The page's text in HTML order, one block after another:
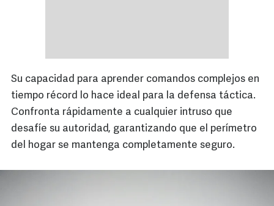
Su capacidad para aprender comandos complejos en
tiempo récord lo hace ideal para la defensa táctica.
Confronta rápidamente a cualquier intruso que
desafíe su autoridad, garantizando que el perímetro
del hogar se mantenga completamente seguro.